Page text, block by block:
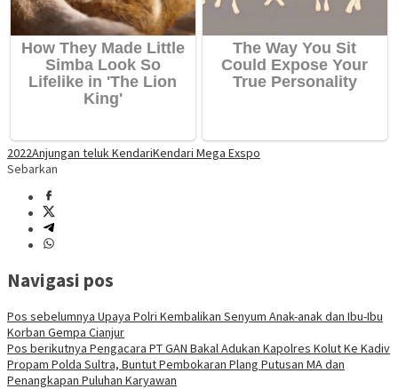
2022Anjungan teluk KendariKendari Mega Exspo
Sebarkan
Navigasi pos
Pos sebelumnya Upaya Polri Kembalikan Senyum Anak-anak dan Ibu-Ibu
Korban Gempa Cianjur
Pos berikutnya Pengacara PT GAN Bakal Adukan Kapolres Kolut Ke Kadiv
Propam Polda Sultra, Buntut Pembokaran Plang Putusan MA dan
Penangkapan Puluhan Karyawan